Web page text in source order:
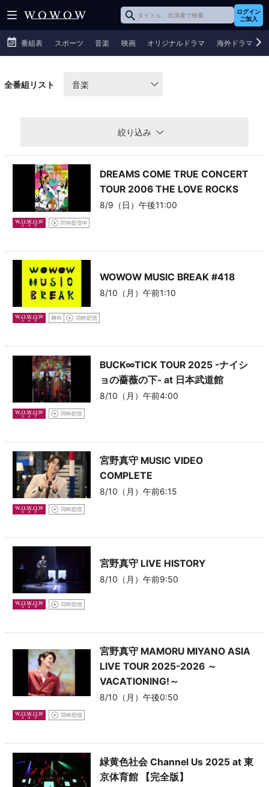
ログイン
ご加入
番組表 スポーツ 音楽 映画 オリジナルドラマ 海外ドラマ
全番組リスト 音楽
絞り込み
DREAMS COME TRUE CONCERT
TOUR 2006 THE LOVE ROCKS
8/9（日）午後11:00
WOWOW MUSIC BREAK #418
8/10（月）午前1:10
BUCK∞TICK TOUR 2025 -ナイシ
ョの薔薇の下- at 日本武道館
8/10（月）午前4:00
宮野真守 MUSIC VIDEO
COMPLETE
8/10（月）午前6:15
宮野真守 LIVE HISTORY
8/10（月）午前9:50
宮野真守 MAMORU MIYANO ASIA
LIVE TOUR 2025-2026 ～
VACATIONING!～
8/10（月）午後0:50
緑黄色社会 Channel Us 2025 at 東
京体育館
【完全版】